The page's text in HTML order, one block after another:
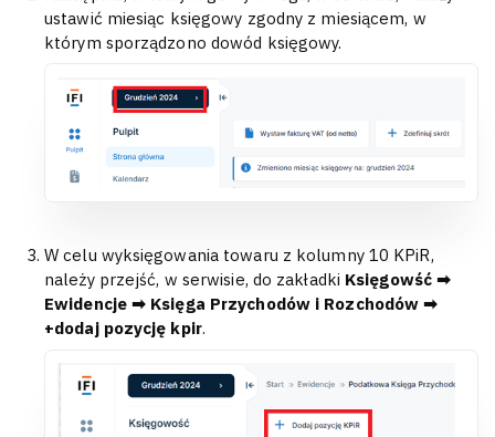
ustawić miesiąc księgowy zgodny z miesiącem, w
którym sporządzono dowód księgowy.
W celu wyksięgowania towaru z kolumny 10 KPiR,
należy przejść, w serwisie, do zakładki Księgowść ➡
Ewidencje ➡ Księga Przychodów i Rozchodów ➡
+dodaj pozycję kpir.